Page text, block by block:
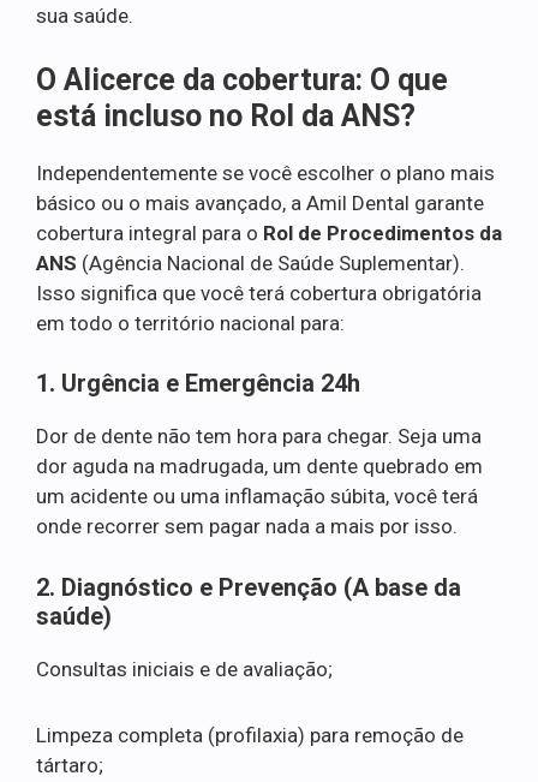
sua saúde.
O Alicerce da cobertura: O que
está incluso no Rol da ANS?
Independentemente se você escolher o plano mais
básico ou o mais avançado, a Amil Dental garante
cobertura integral para o Rol de Procedimentos da
ANS (Agência Nacional de Saúde Suplementar).
Isso significa que você terá cobertura obrigatória
em todo o território nacional para:
1. Urgência e Emergência 24h
Dor de dente não tem hora para chegar. Seja uma
dor aguda na madrugada, um dente quebrado em
um acidente ou uma inflamação súbita, você terá
onde recorrer sem pagar nada a mais por isso.
2. Diagnóstico e Prevenção (A base da
saúde)
Consultas iniciais e de avaliação;
Limpeza completa (profilaxia) para remoção de
tártaro;